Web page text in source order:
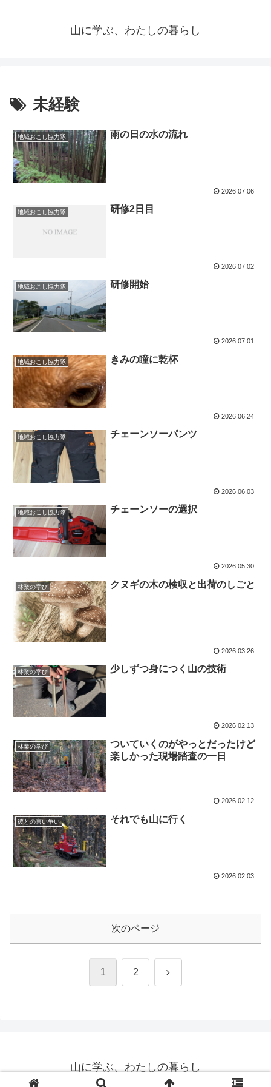
山に学ぶ、わたしの暮らし
未経験
地域おこし協力隊 雨の日の水の流れ
2026.07.06
地域おこし協力隊 研修2日目
2026.07.02
地域おこし協力隊 研修開始
2026.07.01
地域おこし協力隊 きみの瞳に乾杯
2026.06.24
地域おこし協力隊 チェーンソーパンツ
2026.06.03
地域おこし協力隊 チェーンソーの選択
2026.05.30
林業の学び クヌギの木の検収と出荷のしごと
2026.03.26
林業の学び 少しずつ身につく山の技術
2026.02.13
林業の学び
ついていくのがやっとだったけど
楽しかった現場踏査の一日
2026.02.12
彼との言い争い それでも山に行く
2026.02.03
次のページ
1 2 次
山に学ぶ、わたしの暮らし
© 2025 山に学ぶ、わたしの暮らし.